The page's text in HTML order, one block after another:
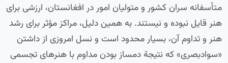
متأسفانه سران کشور و متولیان امور در افغانستان، ارزشی برای
هنر قایل نبوده و نیستند. به همین دلیل، مراکز مؤثر برای رشد
هنر و تداوم آن، بسیار محدود است و نسل امروزی از داشتن
«سوادبصری» که نتیجة دمساز بودن مداوم با هنرهای تجسمی